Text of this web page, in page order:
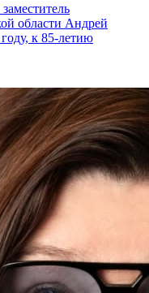
области Андрей
к 85-летию